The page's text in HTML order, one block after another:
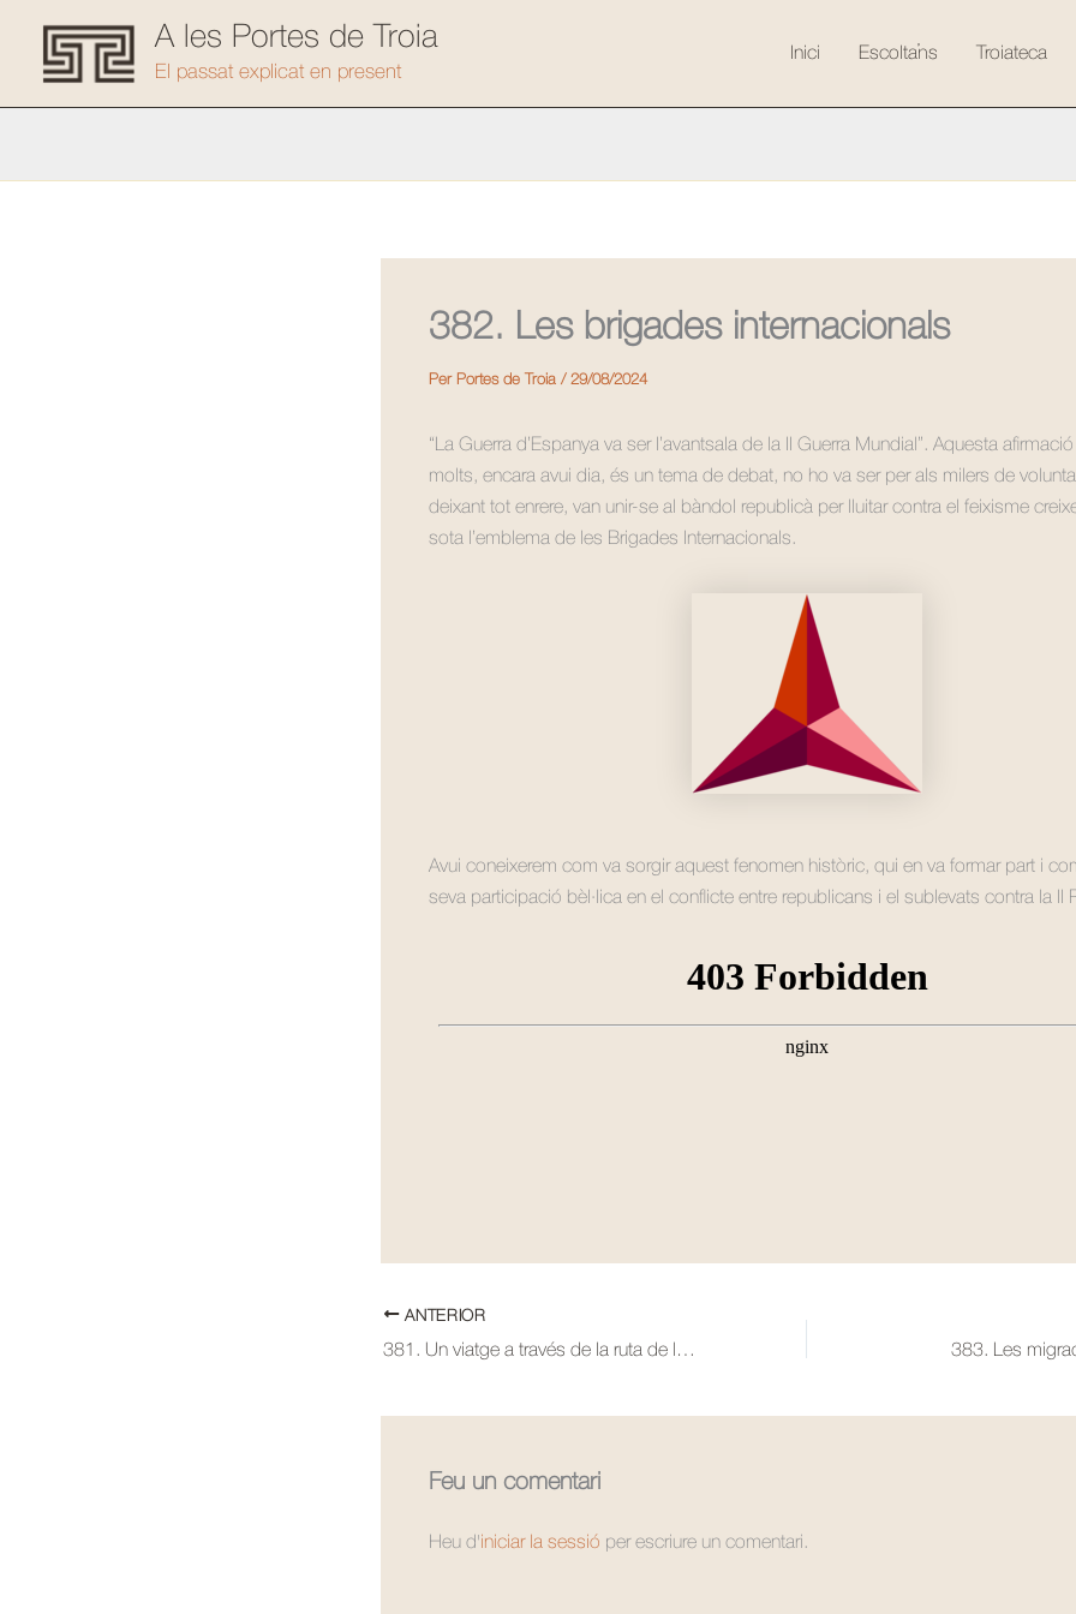
contingut
A les Portes de Troia
El passat explicat en present
Inici Escolta’ns Troiateca
382. Les brigades internacionals
Per Portes de Troia / 29/08/2024
“La Guerra d’Espanya va ser l’avantsala de la II Guerra Mundial”. Aquesta
molts, encara avui dia, és un tema de debat, no ho va ser per als milers de
deixant tot enrere, van unir-se al bàndol republicà per lluitar contra el feixisme
sota l’emblema de les Brigades Internacionals.
Avui coneixerem com va sorgir aquest fenomen històric, qui en va formar part i
seva participació bèl·lica en el conflicte entre republicans i el sublevats contra la II
ANTERIOR
381. Un viatge a través de la ruta de la seda 383. Les
Feu un comentari
Heu d'iniciar la sessió per escriure un comentari.